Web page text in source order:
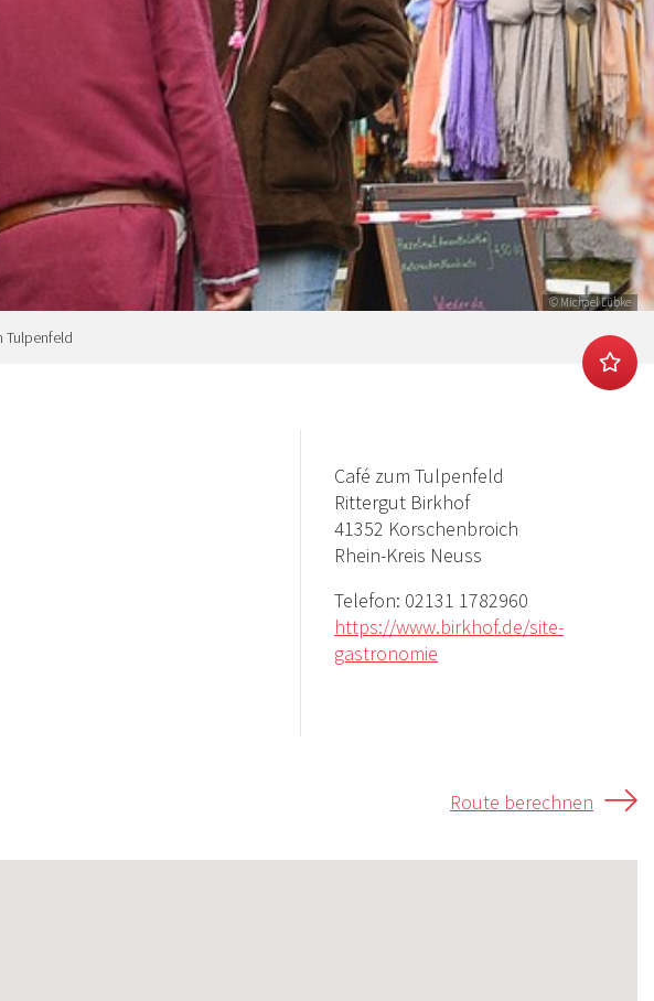
© Michael Lübke
Tulpenfeld
Café zum Tulpenfeld
Rittergut Birkhof
41352 Korschenbroich
Rhein-Kreis Neuss
Telefon: 02131 1782960
https://www.birkhof.de/site-
gastronomie
Route berechnen